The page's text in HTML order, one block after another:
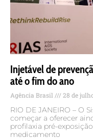
Injetável de
até o fim do ano
Agência Brasil 28 de
RIO DE JANEIRO – O
começar a oferecer
profilaxia pré-
medicamento